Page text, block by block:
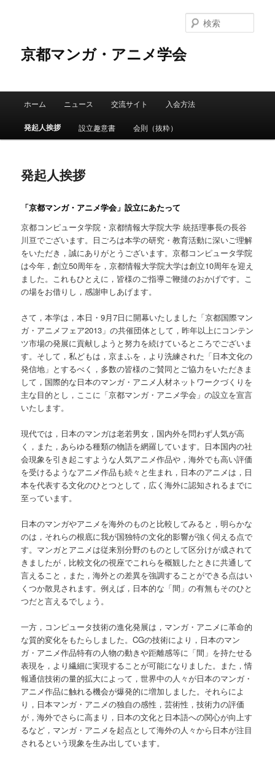
京都マンガ・アニメ学会
索
メ
メ
イ
コ
ン
テ
ン
ツ
へ
移
動
ホーム ニュース 交流サイト 入会方法
発起人挨拶 設立趣意書 会則（抜粋）
発起人挨拶
「京都マンガ・アニメ学会」設立にあたって
京都コンピュータ学院・京都情報大学院大学 統括理事長の長谷
川亘でございます。日ごろは本学の研究・教育活動に深いご理解
をいただき，誠にありがとうございます。京都コンピュータ学院
は今年，創立50周年を，京都情報大学院大学は創立10周年を迎え
ました。これもひとえに，皆様のご指導ご鞭撻のおかげです。こ
の場をお借りし，感謝申しあげます。
さて，本学は，本日・9月7日に開幕いたしました「京都国際マン
ガ・アニメフェア2013」の共催団体として，昨年以上にコンテン
ツ市場の発展に貢献しようと努力を続けているところでございま
す。そして，私どもは，京まふを，より洗練された「日本文化の
発信地」とするべく，多数の皆様のご賛同とご協力をいただきま
して，国際的な日本のマンガ・アニメ人材ネットワークづくりを
主な目的とし，ここに「京都マンガ・アニメ学会」の設立を宣言
いたします。
現代では，日本のマンガは老若男女，国内外を問わず人気が高
く，また，あらゆる種類の物語を網羅しています。日本国内の社
会現象を引き起こすような人気アニメ作品や，海外でも高い評価
を受けるようなアニメ作品も続々と生まれ，日本のアニメは，日
本を代表する文化のひとつとして，広く海外に認知されるまでに
至っています。
日本のマンガやアニメを海外のものと比較してみると，明らかな
のは，それらの根底に我が国独特の文化的影響が強く伺える点で
す。マンガとアニメは従来別分野のものとして区分けが成されて
きましたが，比較文化の視座でこれらを概観したときに共通して
言えること，また，海外との差異を強調することができる点はい
くつか散見されます。例えば，日本的な「間」の有無もそのひと
つだと言えるでしょう。
一方，コンピュータ技術の進化発展は，マンガ・アニメに革命的
な質的変化をもたらしました。CGの技術により，日本のマン
ガ・アニメ作品特有の人物の動きや距離感等に「間」を持たせる
表現を，より繊細に実現することが可能になりました。また，情
報通信技術の量的拡大によって，世界中の人々が日本のマンガ・
アニメ作品に触れる機会が爆発的に増加しました。それらによ
り，日本マンガ・アニメの独自の感性，芸術性，技術力の評価
が，海外でさらに高まり，日本の文化と日本語への関心が向上す
るなど，マンガ・アニメを起点として海外の人々から日本が注目
されるという現象を生み出しています。